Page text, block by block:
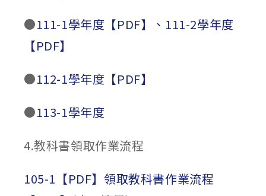
●111-1學年度【PDF】
、111-2學年度
【PDF】
●112-1學年度【PDF】
●113-1學年度
4.教科書領取作業流程
105-1【PDF】 領取教科書作業流程